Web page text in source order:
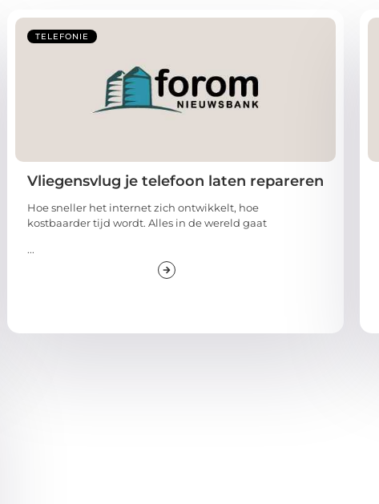
TELEFONIE
Vliegensvlug je telefoon laten repareren
Hoe sneller het internet zich ontwikkelt, hoe
kostbaarder tijd wordt. Alles in de wereld gaat
...